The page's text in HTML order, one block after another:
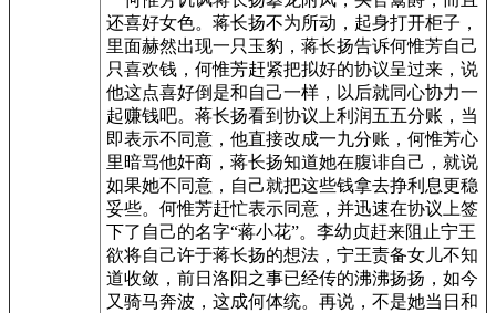
还喜好女色。蒋长扬不为所动，起身打开柜子，
里面赫然出现一只玉豹，蒋长扬告诉何惟芳自己
只喜欢钱，何惟芳赶紧把拟好的协议呈过来，说
他这点喜好倒是和自己一样，以后就同心协力一
起赚钱吧。蒋长扬看到协议上利润五五分账，当
即表示不同意，他直接改成一九分账，何惟芳心
里暗骂他奸商，蒋长扬知道她在腹诽自己，就说
如果她不同意，自己就把这些钱拿去挣利息更稳
妥些。何惟芳赶忙表示同意，并迅速在协议上签
下了自己的名字“蒋小花”。李幼贞赶来阻止宁王
欲将自己许于蒋长扬的想法，宁王责备女儿不知
道收敛，前日洛阳之事已经传的沸沸扬扬，如今
又骑马奔波，这成何体统。再说，不是她当日和